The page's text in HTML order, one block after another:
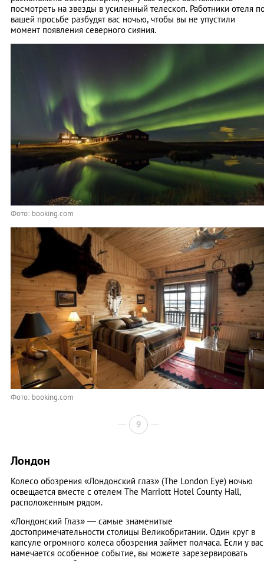
посмотреть на звезды в усиленный телескоп. Работники отеля
вашей просьбе разбудят вас ночью, чтобы вы не упустили
момент появления северного сияния.
Фото: booking.com
Фото: booking.com
9
Лондон
Колесо обозрения «Лондонский глаз» (The London Eye) ночью
освещается вместе с отелем The Marriott Hotel County Hall,
расположенным рядом.
«Лондонский Глаз» — самые знаменитые
достопримечательности столицы Великобритании. Один круг в
капсуле огромного колеса обозрения займет полчаса. Если у вас
намечается особенное событие, вы можете зарезервировать